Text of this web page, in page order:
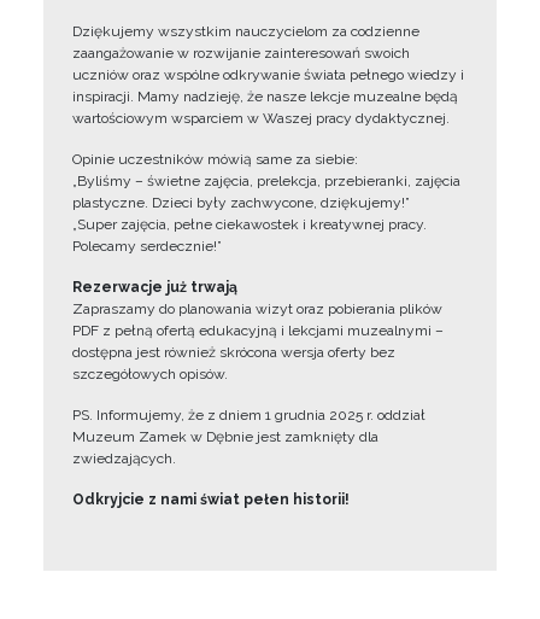
Dziękujemy wszystkim nauczycielom za codzienne
zaangażowanie w rozwijanie zainteresowań swoich
uczniów oraz wspólne odkrywanie świata pełnego wiedzy i
inspiracji. Mamy nadzieję, że nasze lekcje muzealne będą
wartościowym wsparciem w Waszej pracy dydaktycznej.
Opinie uczestników mówią same za siebie:
„Byliśmy – świetne zajęcia, prelekcja, przebieranki, zajęcia
plastyczne. Dzieci były zachwycone, dziękujemy!”
„Super zajęcia, pełne ciekawostek i kreatywnej pracy.
Polecamy serdecznie!”
Rezerwacje już trwają
Zapraszamy do planowania wizyt oraz pobierania plików
PDF z pełną ofertą edukacyjną i lekcjami muzealnymi –
dostępna jest również skrócona wersja oferty bez
szczegółowych opisów.
PS. Informujemy, że z dniem 1 grudnia 2025 r. oddział
Muzeum Zamek w Dębnie jest zamknięty dla
zwiedzających.
Odkryjcie z nami świat pełen historii!